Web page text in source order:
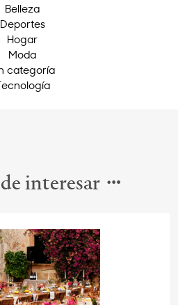
Belleza
Deportes
Hogar
Moda
categoría
interesar